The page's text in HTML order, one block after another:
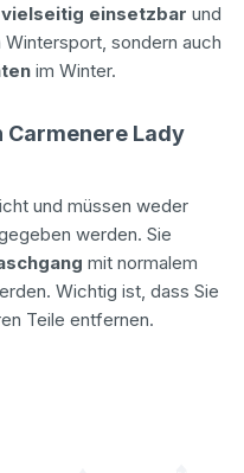
vielseitig einsetzbar und
sondern auch
im Winter.
Carmenere Lady
und müssen weder
werden. Sie
mit normalem
Wichtig ist, dass Sie
Teile entfernen.